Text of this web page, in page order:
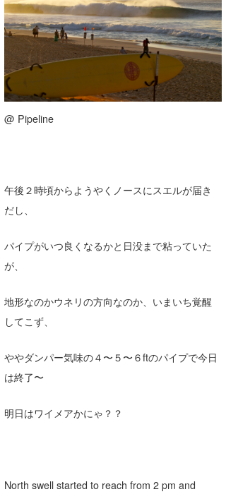
@ Pipeline
午後２時頃からようやくノースにスエルが届き
だし、
パイプがいつ良くなるかと日没まで粘っていた
が、
地形なのかウネリの方向なのか、いまいち覚醒
してこず、
ややダンパー気味の４〜５〜６ftのパイプで今日
は終了〜
明日はワイメアかにゃ？？
North swell started to reach from 2 pm and